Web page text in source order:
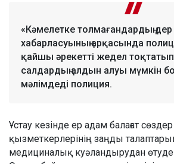
«Кәмелетке толмағандардың дер
хабарласуының арқасында
қайшы әрекетті жедел
салдардың алдын алуы мүмкін
мәлімдеді полиция.
Ұстау кезінде ер адам балағат
қызметкерлерінің заңды
медициналық куәландырудан